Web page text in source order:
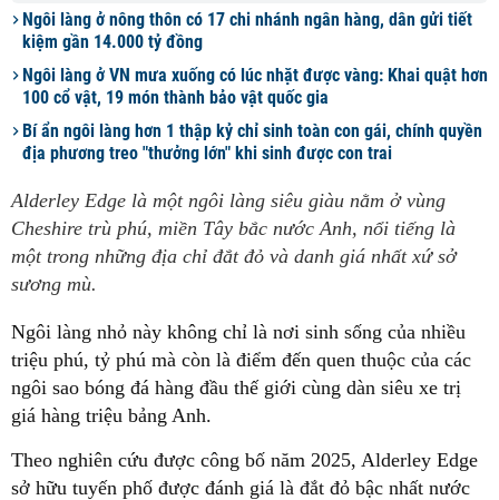
Ngôi làng ở nông thôn có 17 chi nhánh ngân hàng, dân gửi tiết
kiệm gần 14.000 tỷ đồng
Ngôi làng ở VN mưa xuống có lúc nhặt được vàng: Khai quật hơn
100 cổ vật, 19 món thành bảo vật quốc gia
Bí ẩn ngôi làng hơn 1 thập kỷ chỉ sinh toàn con gái, chính quyền
địa phương treo "thưởng lớn" khi sinh được con trai
Alderley Edge là một ngôi làng siêu giàu nằm ở vùng
Cheshire trù phú, miền Tây bắc nước Anh, nổi tiếng là
một trong những địa chỉ đắt đỏ và danh giá nhất xứ sở
sương mù.
Ngôi làng nhỏ này không chỉ là nơi sinh sống của nhiều
triệu phú, tỷ phú mà còn là điểm đến quen thuộc của các
ngôi sao bóng đá hàng đầu thế giới cùng dàn siêu xe trị
giá hàng triệu bảng Anh.
Theo nghiên cứu được công bố năm 2025, Alderley Edge
sở hữu tuyến phố được đánh giá là đắt đỏ bậc nhất nước